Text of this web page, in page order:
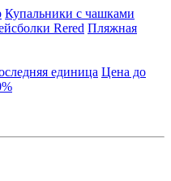
Купальники с чашками
Rered Пляжная
единица Цена до